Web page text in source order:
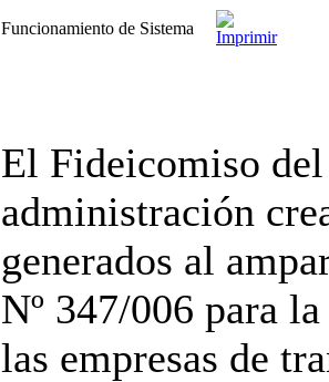
Funcionamiento de Sistema
El Fideicomiso
administración
generados al
Nº 347/006 para
las empresas de